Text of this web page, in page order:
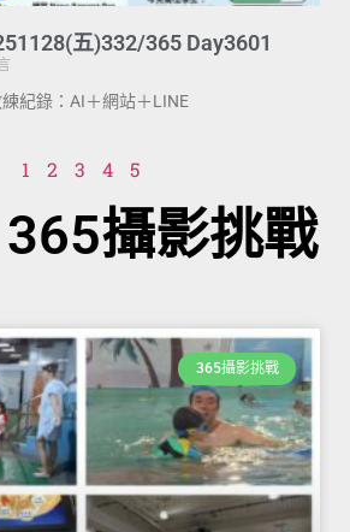
五)332/365 Day3601
紀錄：AI＋網站＋LINE
1 2 3 4 5
攝影挑戰
365攝影挑戰